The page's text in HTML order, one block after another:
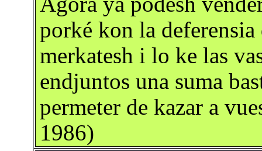
porké kon la
merkatesh i lo ke las
endjuntos una suma
permeter de kazar a
1986)